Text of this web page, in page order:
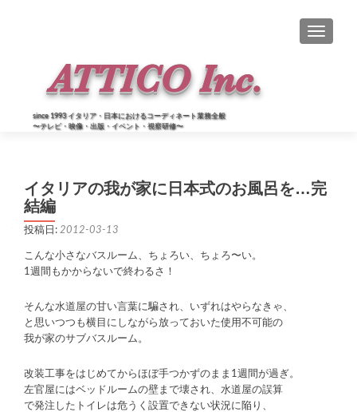
ナビゲ
since 1993 イタリア・日本におけるコーディネート業務全般
〜テレビ・映像・出版・イベント・視察研修〜
イタリアの我が家に日本式のお風呂を…完
結編
投稿日: 2012-03-13
こんな小さなバスルーム、ちょろい、ちょろ〜い。
1週間もかからないで終わるさ！
そんな水道屋の甘い言葉に騙され、いずれはやらなきゃ、
と思いつつも横目にしながら放っておいた使用不可能の
我が家のサブバスルーム。
改装工事をはじめてからほぼ手つかずのまま1週間が過ぎ。
左官屋にはベッドルームの壁まで壊され、水道屋の誤算
で発注したトイレは危うく設置できない状況に陥り、